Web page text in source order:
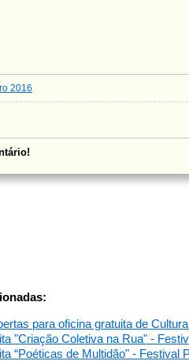
2016
para oficina gratuita de
"Criação Coletiva na Rua" -
“Poéticas de Multidão" - Festival